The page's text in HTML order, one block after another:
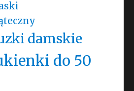
damskie
do 50